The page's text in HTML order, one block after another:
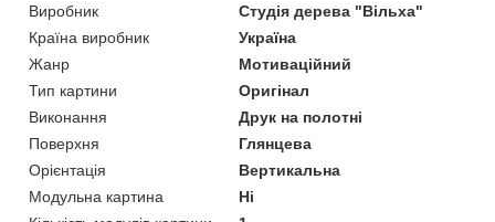
Виробник
Студія дерева "Вільха"
Країна виробник
Україна
Жанр
Мотиваційний
Тип картини
Оригінал
Виконання
Друк на полотні
Поверхня
Глянцева
Орієнтація
Вертикальна
Модульна картина
Ні